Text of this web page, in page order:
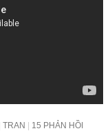
TRAN 15 PHẢN HỒI